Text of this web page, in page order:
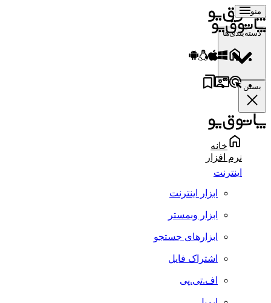
منو
دسته‌بندی‌ها
بستن
خانه
نرم افزار
اینترنت
ابزار اینترنت
ابزار وبمستر
ابزارهای جستجو
اشتراک فایل
اف.تی.پی